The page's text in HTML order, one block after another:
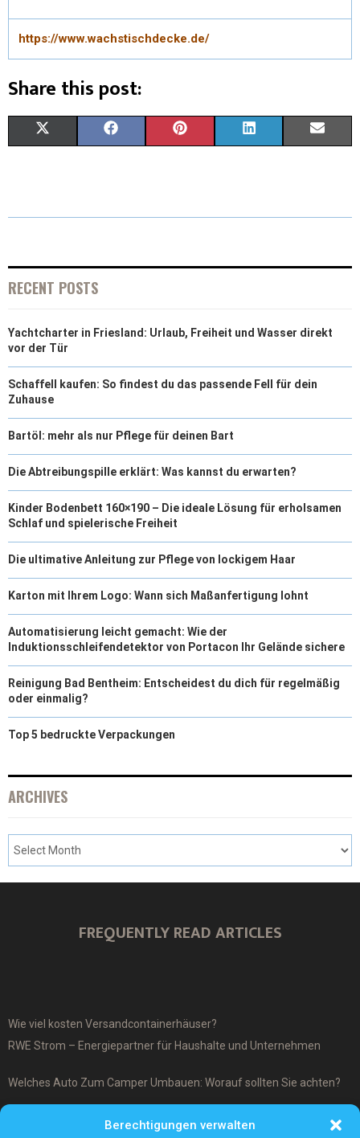
Berechtigungen verwalten
https://www.wachstischdecke.de/
Share this post:
W
E
)
E
K
T
S
K
N
I
RECENT POSTS
Yachtcharter in Friesland: Urlaub, Freiheit und Wasser direkt
vor der Tür
Schaffell kaufen: So findest du das passende Fell für dein
Zuhause
Bartöl: mehr als nur Pflege für deinen Bart
Die Abtreibungspille erklärt: Was kannst du erwarten?
Kinder Bodenbett 160×190 – Die ideale Lösung für erholsamen
Schlaf und spielerische Freiheit
Die ultimative Anleitung zur Pflege von lockigem Haar
Karton mit Ihrem Logo: Wann sich Maßanfertigung lohnt
Automatisierung leicht gemacht: Wie der
Induktionsschleifendetektor von Portacon Ihr Gelände sichere
Reinigung Bad Bentheim: Entscheidest du dich für regelmäßig
oder einmalig?
Top 5 bedruckte Verpackungen
ARCHIVES
FREQUENTLY READ ARTICLES
Wie viel kosten Versandcontainerhäuser?
RWE Strom – Energiepartner für Haushalte und Unternehmen
Welches Auto Zum Camper Umbauen: Worauf sollten Sie achten?
Was ist ein Cover-Up Tattoo?